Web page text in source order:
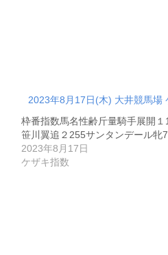
2023年8月17日(木) 大井競馬場
枠番指数馬名性齢斤量騎手展開
笹川翼追２255サンタンデール牝
2023年8月17日
ケザキ指数